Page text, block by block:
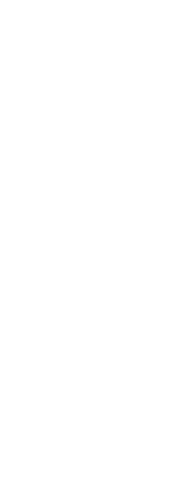
e adatti
non per le
per